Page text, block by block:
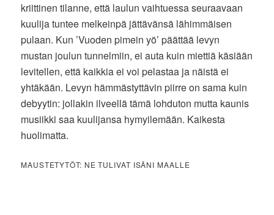
kriittinen tilanne, että laulun vaihtuessa seuraavaan
kuulija tuntee melkeinpä jättävänsä lähimmäisen
pulaan. Kun ’Vuoden pimein yö’ päättää levyn
mustan joulun tunnelmiin, ei auta kuin miettiä käsiään
levitellen, että kaikkia ei voi pelastaa ja näistä ei
yhtäkään. Levyn hämmästyttävin piirre on sama kuin
debyytin: jollakin ilveellä tämä lohduton mutta kaunis
musiikki saa kuulijansa hymyilemään. Kaikesta
huolimatta.
MAUSTETYTÖT: NE TULIVAT ISÄNI MAALLE